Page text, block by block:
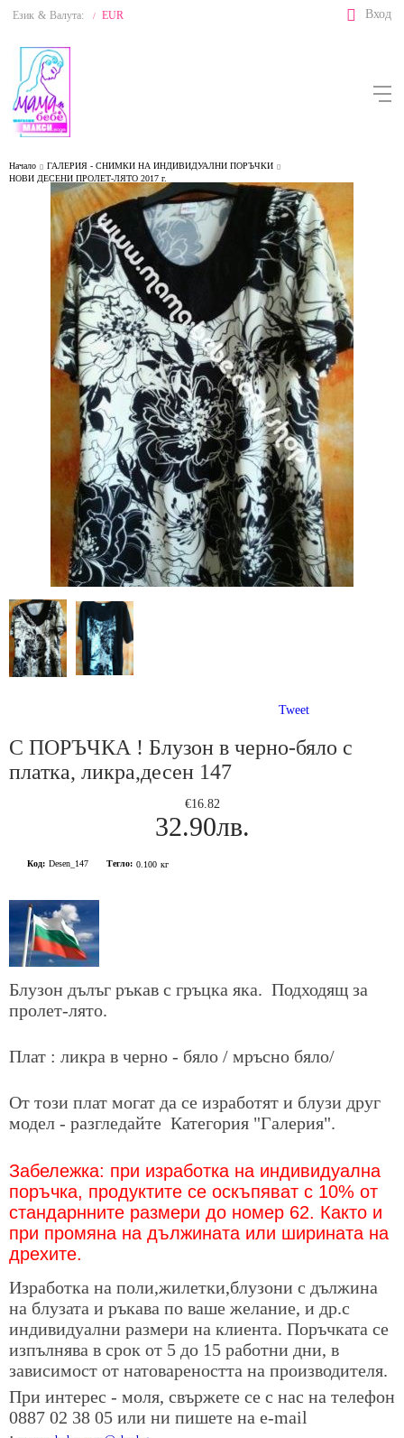
Език & Валута: / EUR Вход
Начало
ГАЛЕРИЯ - СНИМКИ НА ИНДИВИДУАЛНИ ПОРЪЧКИ
НОВИ ДЕСЕНИ ПРОЛЕТ-ЛЯТО 2017 г.
Tweet
С ПОРЪЧКА ! Блузон в черно-бяло с
платка, ликра,десен 147
€16.82
32.90лв.
Код: Desen_147 Тегло: 0.100 кг
Блузон дълъг ръкав с гръцка яка. Подходящ за
пролет-лято.
Плат : ликра в черно - бяло / мръсно бяло/
От този плат могат да се изработят и блузи друг
модел - разгледайте Категория "Галерия".
Забележка: при изработка на индивидуална
поръчка, продуктите се оскъпяват с 10% от
стандарнните размери до номер 62. Както и
при промяна на дължината или ширината на
дрехите.
Изработка на поли,жилетки,блузони с дължина
на блузата и ръкава по ваше желание, и др.с
индивидуални размери на клиента. Поръчката се
изпълнява в срок от 5 до 15 работни дни, в
зависимост от натовареността на производителя.
При интерес - моля, свържете се с нас на телефон
0887 02 38 05 или ни пишете на е-mail